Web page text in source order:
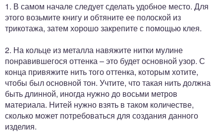
1. В самом начале следует сделать удобное место. Для
этого возьмите книгу и обтяните ее полоской из
трикотажа, затем хорошо закрепите с помощью клея.
2. На кольце из металла навяжите нитки мулине
понравившегося оттенка – это будет основной узор. С
конца привяжите нить того оттенка, которым хотите,
чтобы был основной тон. Учтите, что такая нить должна
быть длинной, иногда нужно до восьми метров
материала. Нитей нужно взять в таком количестве,
сколько может потребоваться для создания данного
изделия.